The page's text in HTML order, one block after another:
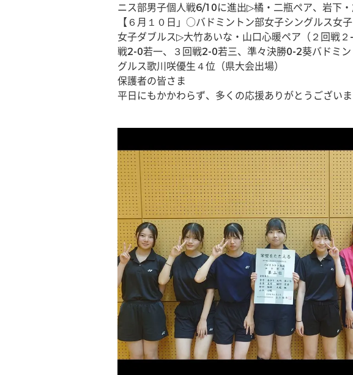
ニス部男子個人戦6/10に進出▷橘・二瓶ペア、岩下
【６月１０日」○バドミントン部女子シングルス
女子ダブルス▷大竹あいな・山口心暖ペア（２回戦
戦2-0若一、３回戦2-0若三、準々決勝0-2葵バドミ
グルス歌川咲優生４位（県大会出場）
保護者の皆さま
平日にもかかわらず、多くの応援ありがとうございま